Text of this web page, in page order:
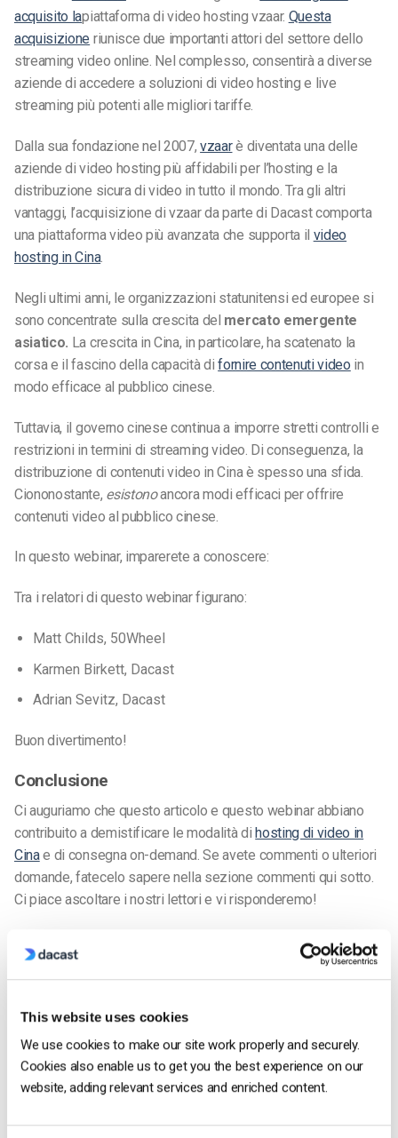
This website uses cookies
We use cookies to make our site work properly and securely.
Cookies also enable us to get you the best experience on our
website, adding relevant services and enriched content.
acquisito lapiattaforma di video hosting vzaar. Questa
acquisizione riunisce due importanti attori del settore dello
streaming video online. Nel complesso, consentirà a diverse
aziende di accedere a soluzioni di video hosting e live
streaming più potenti alle migliori tariffe.
Dalla sua fondazione nel 2007,vzaarè diventata una delle
aziende di video hosting più affidabili per l’hosting e la
distribuzione sicura di video in tutto il mondo. Tra gli altri
vantaggi, l’acquisizione di vzaar da parte di Dacast comporta
una piattaforma video più avanzata che supporta il video
hosting in Cina.
Negli ultimi anni, le organizzazioni statunitensi ed europee si
sono concentrate sulla crescita del mercato emergente
asiatico. La crescita in Cina, in particolare, ha scatenato la
corsa e il fascino della capacità difornire contenuti video in
modo efficace al pubblico cinese.
Tuttavia, il governo cinese continua a imporre stretti controlli e
restrizioni in termini di streaming video. Di conseguenza, la
distribuzione di contenuti video in Cina è spesso una sfida.
Ciononostante, esistonoancora modi efficaci per offrire
contenuti video al pubblico cinese.
In questo webinar, imparerete a conoscere:
Tra i relatori di questo webinar figurano:
Matt Childs, 50Wheel
Karmen Birkett, Dacast
Adrian Sevitz, Dacast
Buon divertimento!
Conclusione
Ci auguriamo che questo articolo e questo webinar abbiano
contribuito a demistificare le modalità di hosting di video in
Cinae di consegna on-demand. Se avete commenti o ulteriori
domande, fatecelo sapere nella sezione commenti qui sotto.
Ci piace ascoltare i nostri lettori e vi risponderemo!
Se non state ancora trasmettendo in streaming con noi,
questo è un ottimo momento per testare le nostre soluzioni di
streaming. Cliccate sul pulsante qui sotto per contattarci e
E per ricevere regolarmente consigli e offerte esclusive per il
live streaming, siete invitati a unirvi al nostrogruppo LinkedIn